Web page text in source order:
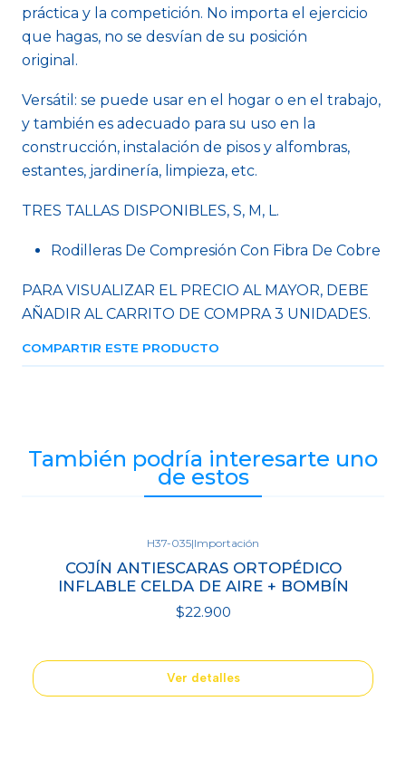
práctica y la competición. No importa el ejercicio
que hagas, no se desvían de su posición
original.
Versátil: se puede usar en el hogar o en el trabajo,
y también es adecuado para su uso en la
construcción, instalación de pisos y alfombras,
estantes, jardinería, limpieza, etc.
TRES TALLAS DISPONIBLES, S, M, L.
Rodilleras De Compresión Con Fibra De Cobre
PARA VISUALIZAR EL PRECIO AL MAYOR, DEBE
AÑADIR AL CARRITO DE COMPRA 3 UNIDADES.
COMPARTIR ESTE PRODUCTO
También podría interesarte uno
de estos
H37-035|Importación
COJÍN ANTIESCARAS ORTOPÉDICO
INFLABLE CELDA DE AIRE + BOMBÍN
$22.900
Ver detalles